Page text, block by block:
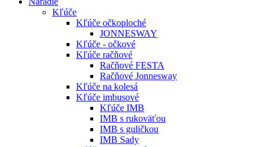
Kľúče
Kľúče očkoploché
JONNESWAY
Kľúče - očkové
Kľúče račňové
Račňové FESTA
Račňové Jonnesway
Kľúče na kolesá
Kľúče imbusové
Kľúče IMB
IMB s rukoväťou
IMB s guličkou
IMB Sady